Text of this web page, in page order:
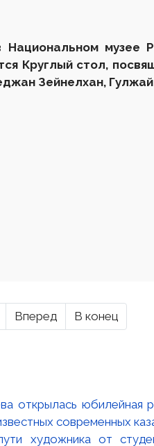
Национальном музее
Круглый стол,
Зейнелхан,
Вперед В конец